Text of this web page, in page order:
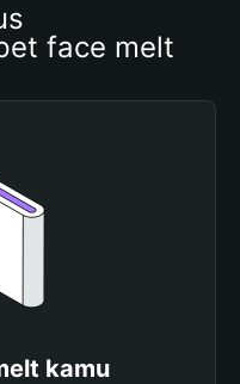
face melt
kamu